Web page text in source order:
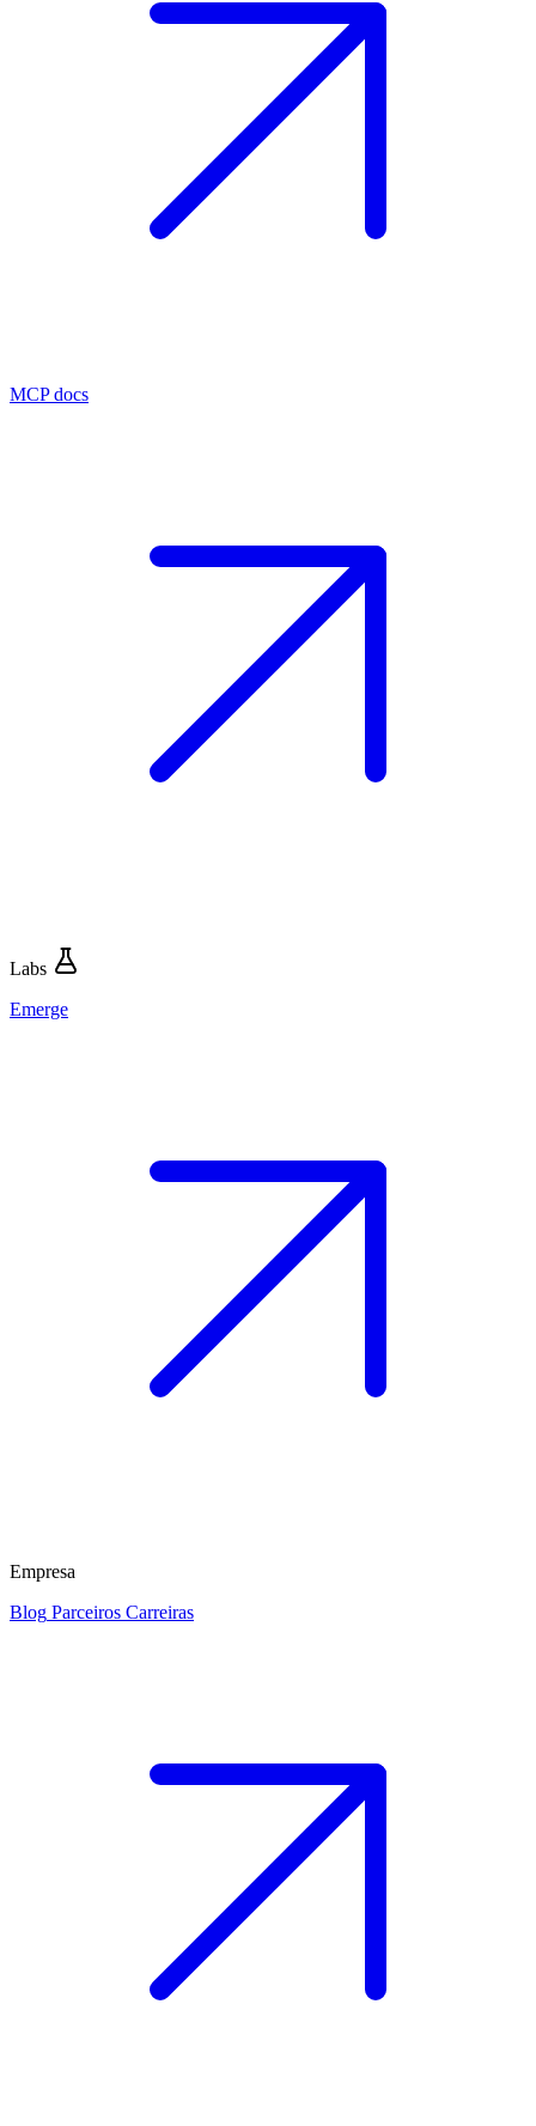
MCP docs
Labs
Emerge
Empresa
Blog Parceiros Carreiras